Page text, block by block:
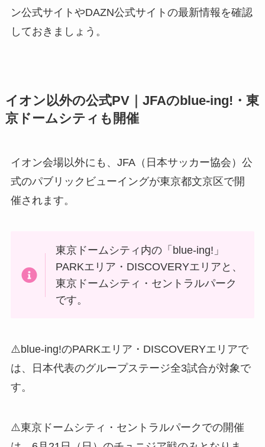
ン公式サイトやDAZN公式サイトの最新情報を確認
しておきましょう。
イオン以外の公式PV｜JFAのblue-ing!・東
京ドームシティも開催
イオン会場以外にも、JFA（日本サッカー協会）公
式のパブリックビューイングが東京都文京区で開
催されます。
東京ドームシティ内の「blue-ing!」
PARKエリア・DISCOVERYエリアと、
東京ドームシティ・セントラルパーク
です。
⚠️blue-ing!のPARKエリア・DISCOVERYエリアで
は、日本代表のグループステージ全3試合が対象で
す。
⚠️東京ドームシティ・セントラルパークでの開催